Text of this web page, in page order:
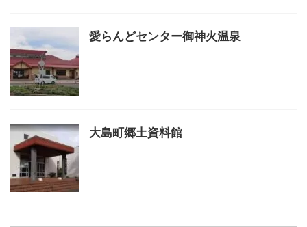
愛らんどセンター御神火温泉
大島町郷土資料館